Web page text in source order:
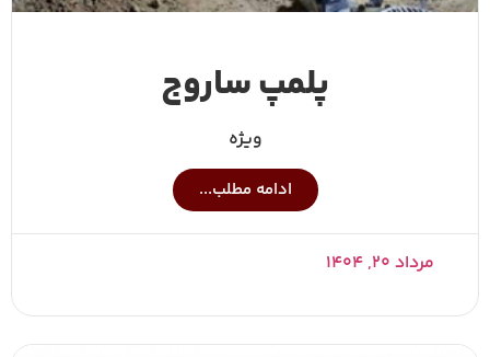
پلمپ ساروج
ویژه
ادامه مطلب...
مرداد ۲۰, ۱۴۰۴